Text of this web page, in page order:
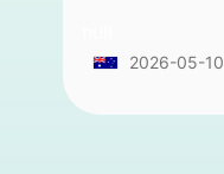
2026-05-10